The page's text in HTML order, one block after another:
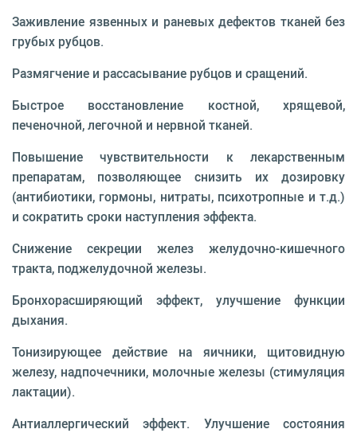
Заживление язвенных и раневых дефектов тканей без
грубых рубцов.
Размягчение и рассасывание рубцов и сращений.
Быстрое восстановление костной, хрящевой,
печеночной, легочной и нервной тканей.
Повышение чувствительности к лекарственным
препаратам, позволяющее снизить их дозировку
(антибиотики, гормоны, нитраты, психотропные и т.д.)
и сократить сроки наступления эффекта.
Снижение секреции желез желудочно-кишечного
тракта, поджелудочной железы.
Бронхорасширяющий эффект, улучшение функции
дыхания.
Тонизирующее действие на яичники, щитовидную
железу, надпочечники, молочные железы (стимуляция
лактации).
Антиаллергический эффект. Улучшение состояния